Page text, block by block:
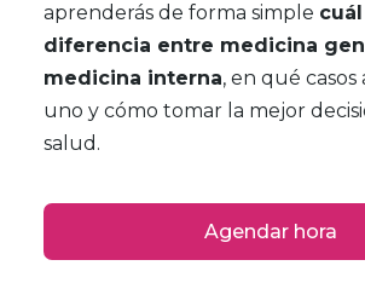
aprenderás de forma simple
diferencia entre medicina
medicina interna, en qué casos
uno y cómo tomar la mejor
salud.
Agendar hora